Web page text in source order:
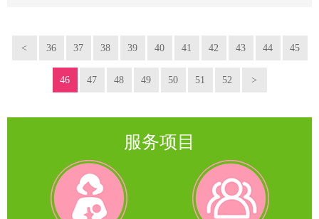
< 36 37 38 39 40 41 42 43 44 45
46 47 48 49 50 51 52 >
服务项目